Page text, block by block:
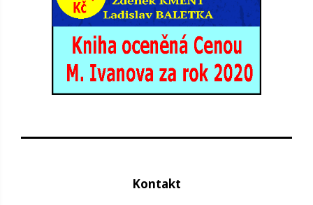
Kontakt